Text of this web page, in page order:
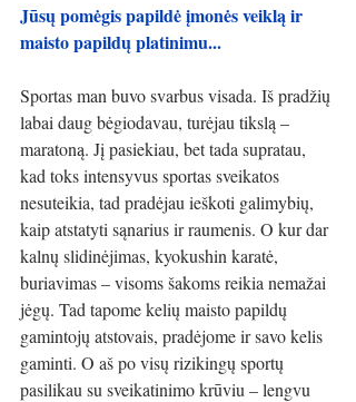
Jūsų pomėgis papildė įmonės veiklą ir
maisto papildų platinimu...
Sportas man buvo svarbus visada. Iš pradžių
labai daug bėgiodavau, turėjau tikslą –
maratoną. Jį pasiekiau, bet tada supratau,
kad toks intensyvus sportas sveikatos
nesuteikia, tad pradėjau ieškoti galimybių,
kaip atstatyti sąnarius ir raumenis. O kur dar
kalnų slidinėjimas, kyokushin karatė,
buriavimas – visoms šakoms reikia nemažai
jėgų. Tad tapome kelių maisto papildų
gamintojų atstovais, pradėjome ir savo kelis
gaminti. O aš po visų rizikingų sportų
pasilikau su sveikatinimo krūviu – lengvu